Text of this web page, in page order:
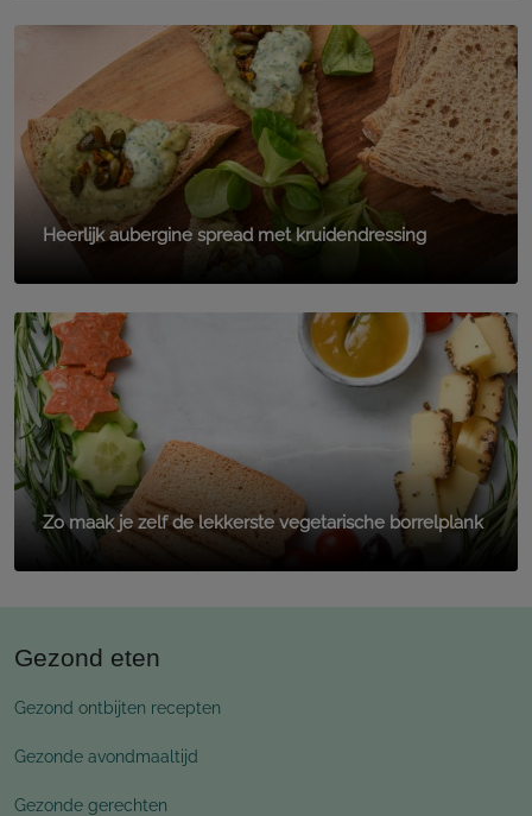
Heerlijk aubergine spread met kruidendressing
Zo maak je zelf de lekkerste vegetarische borrelplank
Gezond eten
Gezond ontbijten recepten
Gezonde avondmaaltijd
Gezonde gerechten